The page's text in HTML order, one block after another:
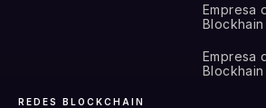
Empresa
Empresa
REDES BLOCKCHAIN